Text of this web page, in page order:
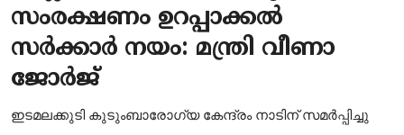
പ്രാദേശികം
കായികം
TOURISM
വിനോദം
സംരക്ഷണം ഉറപ്പാക്കൽ
സര്‍ക്കാര്‍ നയം: മന്ത്രി വീണാ
ജോര്‍ജ്
ഇടമലക്കുടി കുടുംബാരോഗ്യ കേന്ദ്രം നാടിന് സമര്‍പ്പിച്ചു